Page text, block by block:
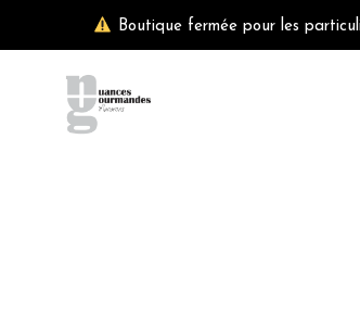
au
Boutique fermée pour les